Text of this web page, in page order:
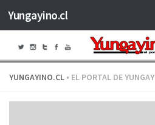
Saltar al contenido
Yungayino.cl
YUNGAYINO.CL • EL PORTAL DE YUNGAY